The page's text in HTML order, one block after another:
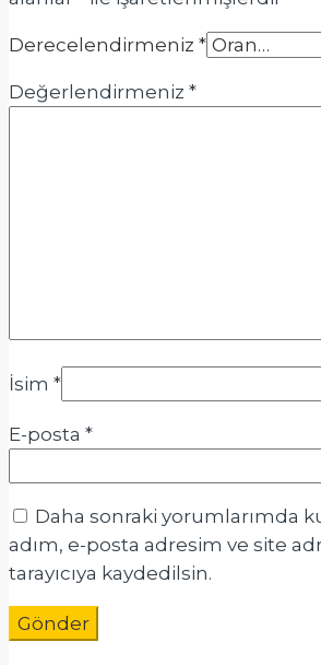
Derecelendirmeniz *
Değerlendirmeniz *
İsim *
E-posta *
Daha sonraki yorumlarımda
adım, e-posta adresim ve site
tarayıcıya kaydedilsin.